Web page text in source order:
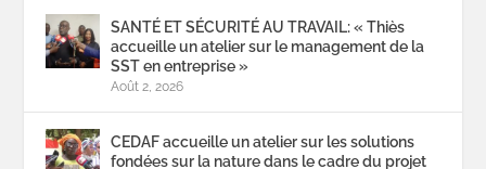
SANTÉ ET SÉCURITÉ AU TRAVAIL: « Thiès
accueille un atelier sur le management de la
SST en entreprise »
Août 2, 2026
CEDAF accueille un atelier sur les solutions
fondées sur la nature dans le cadre du projet